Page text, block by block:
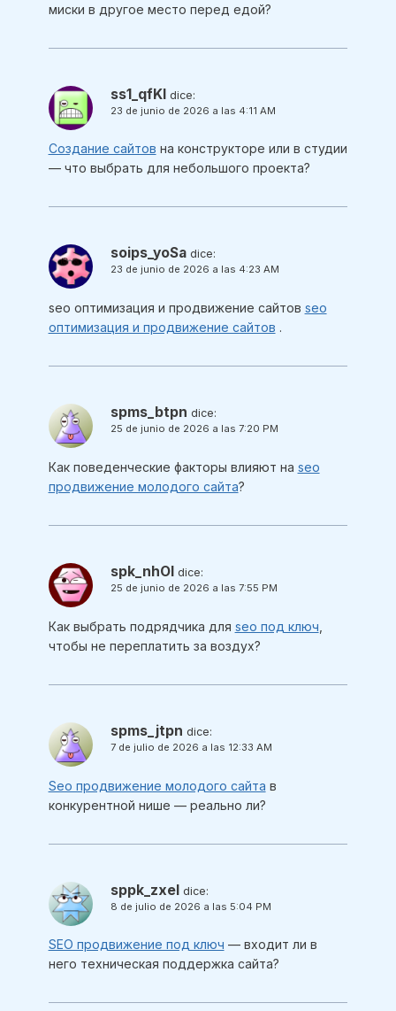
миски в другое место перед едой?
ss1_qfKl dice:
23 de junio de 2026 a las 4:11 AM
Создание сайтов на конструкторе или в студии
— что выбрать для небольшого проекта?
soips_yoSa dice:
23 de junio de 2026 a las 4:23 AM
seo оптимизация и продвижение сайтов seo
оптимизация и продвижение сайтов .
spms_btpn dice:
25 de junio de 2026 a las 7:20 PM
Как поведенческие факторы влияют на seo
продвижение молодого сайта?
spk_nhOl dice:
25 de junio de 2026 a las 7:55 PM
Как выбрать подрядчика для seo под ключ
чтобы не переплатить за воздух?
spms_jtpn dice:
7 de julio de 2026 a las 12:33 AM
Seo продвижение молодого сайта в
конкурентной нише — реально ли?
sppk_zxel dice:
8 de julio de 2026 a las 5:04 PM
SEO продвижение под ключ — входит ли в
него техническая поддержка сайта?